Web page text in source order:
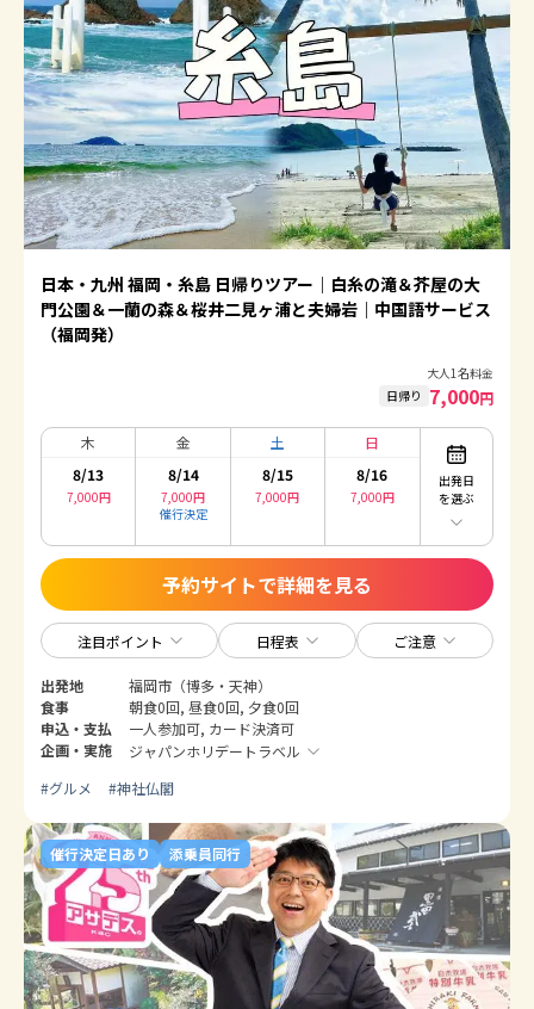
日本・九州 福岡・糸島 日帰りツアー｜白糸の滝＆芥屋の大
門公園＆一蘭の森＆桜井二見ヶ浦と夫婦岩｜中国語サービス
（福岡発）
大人1名料金
日帰り 7,000円
木
8/13
7,000円
金
8/14
7,000円
催行決定
土
8/15
7,000円
日
8/16
7,000円
出発日
を選ぶ
予約サイトで詳細を見る
注目ポイント 日程表 ご注意
出発地
福岡市（博多・天神）
食事
朝食0回, 昼食0回, 夕食0回
申込・支払
一人参加可, カード決済可
企画・実施
ジャパンホリデートラベル
#グルメ #神社仏閣
催行決定日あり 添乗員同行